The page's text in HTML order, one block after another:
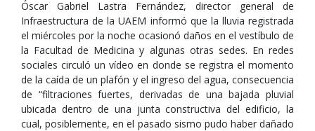
Óscar Gabriel Lastra Fernández, director general de
Infraestructura de la UAEM informó que la lluvia registrada
el miércoles por la noche ocasionó daños en el vestíbulo de
la Facultad de Medicina y algunas otras sedes. En redes
sociales circuló un vídeo en donde se registra el momento
de la caída de un plafón y el ingreso del agua, consecuencia
de “filtraciones fuertes, derivadas de una bajada pluvial
ubicada dentro de una junta constructiva del edificio, la
cual, posiblemente, en el pasado sismo pudo haber dañado